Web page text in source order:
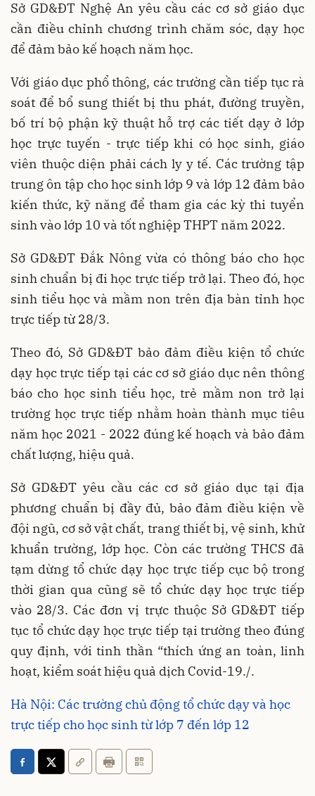
Sở GD&ĐT Nghệ An yêu cầu các cơ sở giáo dục
cần điều chỉnh chương trình chăm sóc, dạy học
để đảm bảo kế hoạch năm học.
Với giáo dục phổ thông, các trường cần tiếp tục rà
soát để bổ sung thiết bị thu phát, đường truyền,
bố trí bộ phận kỹ thuật hỗ trợ các tiết dạy ở lớp
học trực tuyến - trực tiếp khi có học sinh, giáo
viên thuộc diện phải cách ly y tế. Các trường tập
trung ôn tập cho học sinh lớp 9 và lớp 12 đảm bảo
kiến thức, kỹ năng để tham gia các kỳ thi tuyển
sinh vào lớp 10 và tốt nghiệp THPT năm 2022.
Sở GD&ĐT Đắk Nông vừa có thông báo cho học
sinh chuẩn bị đi học trực tiếp trở lại. Theo đó, học
sinh tiểu học và mầm non trên địa bàn tỉnh học
trực tiếp từ 28/3.
Theo đó, Sở GD&ĐT bảo đảm điều kiện tổ chức
dạy học trực tiếp tại các cơ sở giáo dục nên thông
báo cho học sinh tiểu học, trẻ mầm non trở lại
trường học trực tiếp nhằm hoàn thành mục tiêu
năm học 2021 - 2022 đúng kế hoạch và bảo đảm
chất lượng, hiệu quả.
Sở GD&ĐT yêu cầu các cơ sở giáo dục tại địa
phương chuẩn bị đầy đủ, bảo đảm điều kiện về
đội ngũ, cơ sở vật chất, trang thiết bị, vệ sinh, khử
khuẩn trường, lớp học. Còn các trường THCS đã
tạm dừng tổ chức dạy học trực tiếp cục bộ trong
thời gian qua cũng sẽ tổ chức dạy học trực tiếp
vào 28/3. Các đơn vị trực thuộc Sở GD&ĐT tiếp
tục tổ chức dạy học trực tiếp tại trường theo đúng
quy định, với tinh thần “thích ứng an toàn, linh
hoạt, kiểm soát hiệu quả dịch Covid-19./.
Hà Nội: Các trường chủ động tổ chức dạy và học
trực tiếp cho học sinh từ lớp 7 đến lớp 12